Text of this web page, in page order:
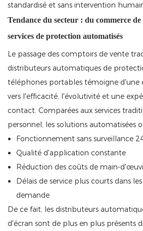
standardisé et sans intervention
Tendance du secteur : du commerce
services de protection automatisés
Le passage des comptoirs de vente
distributeurs automatiques de
téléphones portables témoigne d'une
vers l'efficacité, l'évolutivité et une
contact. Comparées aux services
personnel, les solutions automatisées
Fonctionnement sans surveillance
Qualité d'application constante
Réduction des coûts de main-
Délais de service plus courts dans
demande
De ce fait, les distributeurs
d'écran sont de plus en plus présents